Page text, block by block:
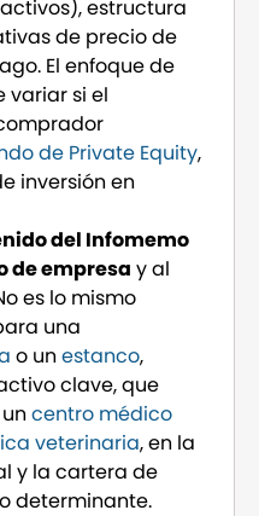
estructura
de precio de
El enfoque de
variar si el
de Private Equity,
inversión en
del Infomemo
de empresa y al
es lo mismo
una
o unestanco,
clave, que
uncentro médico
veterinaria, en la
y la cartera de
determinante.